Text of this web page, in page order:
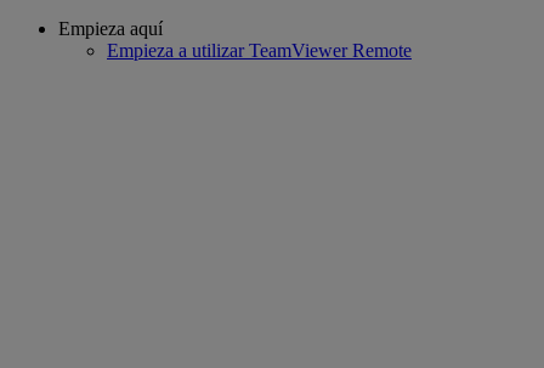
Empieza aquí
Empieza a utilizar TeamViewer Remote